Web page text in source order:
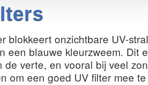
blokkeert onzichtbare UV-
een blauwe kleurzweem. Dit
de verte, en vooral bij veel
om een goed UV filter mee